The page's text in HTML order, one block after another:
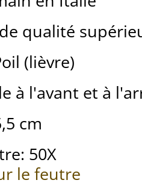
qualité
(lièvre)
à l'avant et à
cm
50X
le feutre